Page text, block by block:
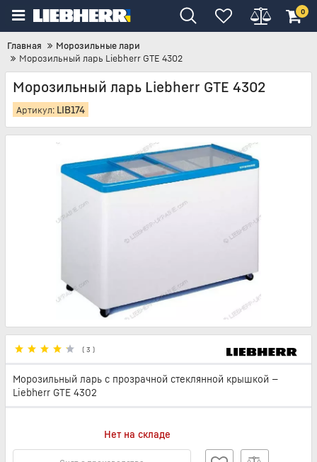
0
Главная
Морозильные лари
Морозильный ларь Liebherr GTE 4302
Морозильный ларь Liebherr GTE 4302
Артикул: LIB174
( 3 )
Морозильный ларь с прозрачной стеклянной крышкой —
Liebherr GTE 4302
Нет на складе